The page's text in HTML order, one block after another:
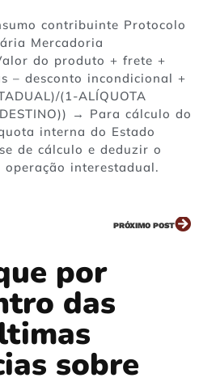
contribuinte Protocolo
Mercadoria
do produto + frete +
– desconto incondicional +
(1-ALÍQUOTA
DESTINO)) → Para cálculo do
interna do Estado
de cálculo e deduzir o
operação interestadual.
PRÓXIMO POST
por
das
sobre